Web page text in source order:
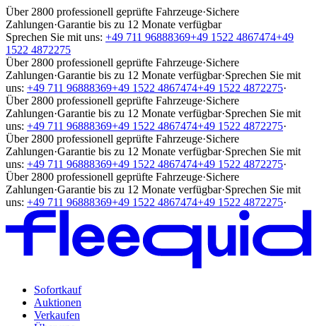
Über 2800 professionell geprüfte Fahrzeuge·Sichere
Zahlungen·Garantie bis zu 12 Monate verfügbar
Sprechen Sie mit uns: +49 711 96888369+49 1522 4867474+49
1522 4872275
Über 2800 professionell geprüfte Fahrzeuge·Sichere
Zahlungen·Garantie bis zu 12 Monate verfügbar·Sprechen Sie mit
uns: +49 711 96888369+49 1522 4867474+49 1522 4872275·
Über 2800 professionell geprüfte Fahrzeuge·Sichere
Zahlungen·Garantie bis zu 12 Monate verfügbar·Sprechen Sie mit
uns: +49 711 96888369+49 1522 4867474+49 1522 4872275·
Über 2800 professionell geprüfte Fahrzeuge·Sichere
Zahlungen·Garantie bis zu 12 Monate verfügbar·Sprechen Sie mit
uns: +49 711 96888369+49 1522 4867474+49 1522 4872275·
Über 2800 professionell geprüfte Fahrzeuge·Sichere
Zahlungen·Garantie bis zu 12 Monate verfügbar·Sprechen Sie mit
uns: +49 711 96888369+49 1522 4867474+49 1522 4872275·
Sofortkauf
Auktionen
Verkaufen